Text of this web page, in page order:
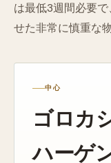
は最低3週間必要で
せた非常に慎重な
中心
ゴロカ
ハーゲ